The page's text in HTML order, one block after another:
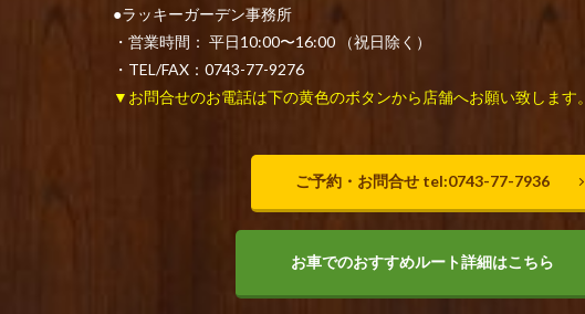
●ラッキーガーデン事務所
・営業時間： 平日10:00〜16:00 （祝日除く）
・TEL/FAX：0743-77-9276
▼お問合せのお電話は下の黄色のボタンから店舗へお願い致します。
ご予約・お問合せ tel:0743-77-7936
お車でのおすすめルート詳細はこちら